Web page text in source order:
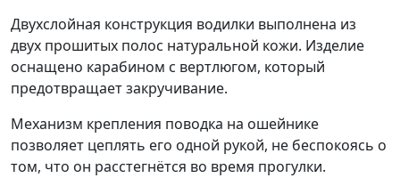
Двухслойная конструкция водилки выполнена из
двух прошитых полос натуральной кожи. Изделие
оснащено карабином с вертлюгом, который
предотвращает закручивание.
Механизм крепления поводка на ошейнике
позволяет цеплять его одной рукой, не беспокоясь о
том, что он расстегнётся во время прогулки.